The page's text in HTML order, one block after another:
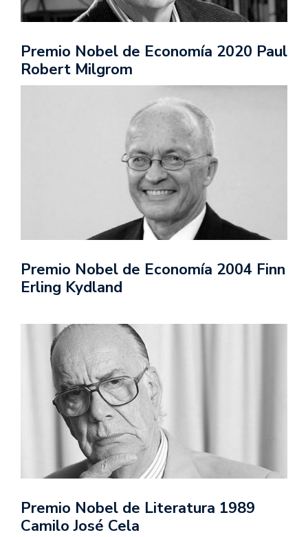
Premio Nobel de Economía 2020 Paul
Robert Milgrom
Premio Nobel de Economía 2004 Finn
Erling Kydland
Premio Nobel de Literatura 1989
Camilo José Cela